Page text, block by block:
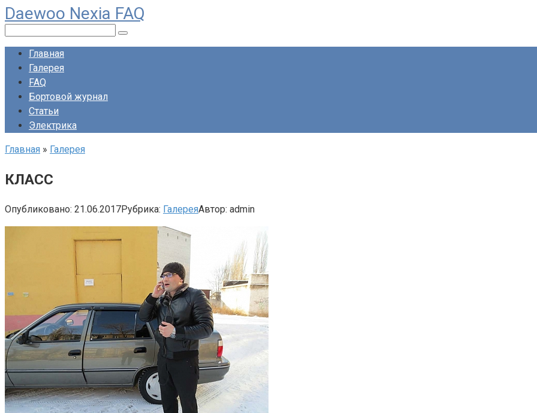
Перейти
к
контенту
Daewoo Nexia FAQ
Главная
Галерея
FAQ
Бортовой журнал
Статьи
Электрика
Главная » Галерея
КЛАСС
Опубликовано: 21.06.2017Рубрика: ГалереяАвтор: admin